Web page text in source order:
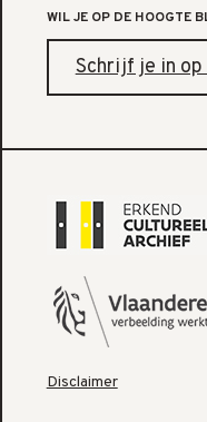
WIL JE OP DE HOOGTE
Schrijf je in
Disclaimer